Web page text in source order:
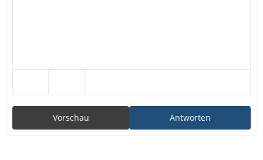
Antworten
Vorschau